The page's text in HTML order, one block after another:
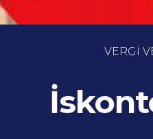
VERGİ